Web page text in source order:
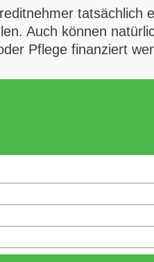
tatsächlich
Auch können
Pflege finanziert